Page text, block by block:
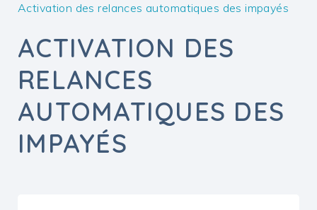
Activation des relances automatiques des impayés
ACTIVATION DES
RELANCES
AUTOMATIQUES DES
IMPAYÉS